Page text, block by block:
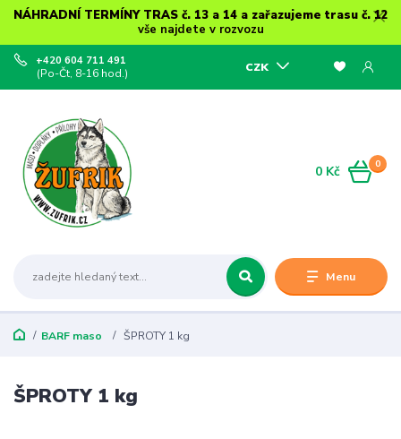
NÁHRADNÍ TERMÍNY TRAS č. 13 a 14 a zařazujeme trasu č. 12
vše najdete v rozvozu
Menu
CZK
+420 604 711 491
(Po-Čt, 8-16 hod.)
0
0 Kč
BARF maso ŠPROTY 1 kg
ŠPROTY 1 kg